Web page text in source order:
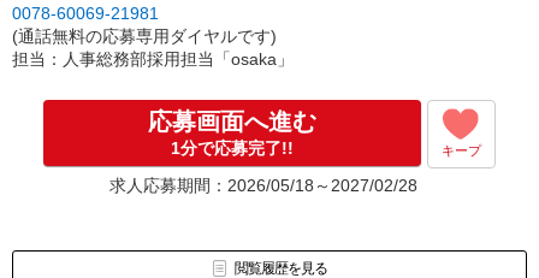
0078-60069-21981
(通話無料の応募専用ダイヤルです)
担当：人事総務部採用担当「osaka」
応募画面へ進む
1分で応募完了!! キープ
求人応募期間：2026/05/18～2027/02/28
閲覧履歴を見る